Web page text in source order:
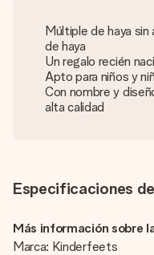
Múltiple de haya
de haya
Un regalo recién
Apto para niños y
Con nombre y
alta calidad
Especificaciones
Más información sobre
Marca: Kinderfeets